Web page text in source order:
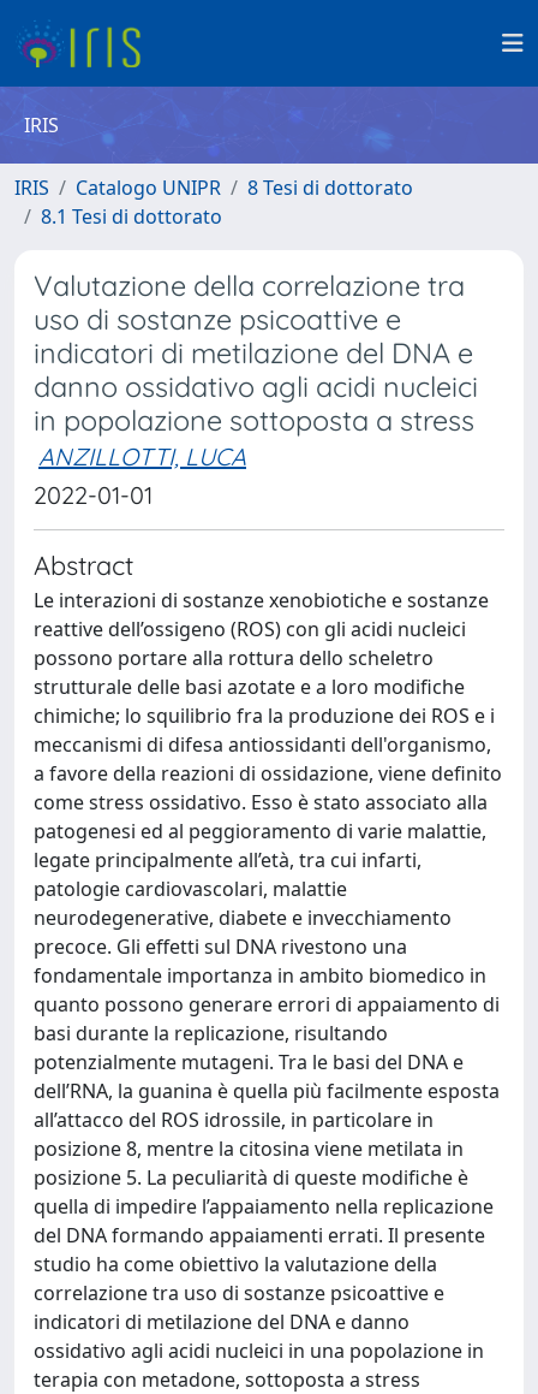
IRIS
IRIS Catalogo UNIPR
8 Tesi di dottorato
8.1 Tesi di dottorato
Valutazione della correlazione tra
uso di sostanze psicoattive e
indicatori di metilazione del DNA e
danno ossidativo agli acidi nucleici
in popolazione sottoposta a stress
ANZILLOTTI, LUCA
2022-01-01
Abstract
Le interazioni di sostanze xenobiotiche e sostanze
reattive dell’ossigeno (ROS) con gli acidi nucleici
possono portare alla rottura dello scheletro
strutturale delle basi azotate e a loro modifiche
chimiche; lo squilibrio fra la produzione dei ROS e i
meccanismi di difesa antiossidanti dell'organismo,
a favore della reazioni di ossidazione, viene definito
come stress ossidativo. Esso è stato associato alla
patogenesi ed al peggioramento di varie malattie,
legate principalmente all’età, tra cui infarti,
patologie cardiovascolari, malattie
neurodegenerative, diabete e invecchiamento
precoce. Gli effetti sul DNA rivestono una
fondamentale importanza in ambito biomedico in
quanto possono generare errori di appaiamento di
basi durante la replicazione, risultando
potenzialmente mutageni. Tra le basi del DNA e
dell’RNA, la guanina è quella più facilmente esposta
all’attacco del ROS idrossile, in particolare in
posizione 8, mentre la citosina viene metilata in
posizione 5. La peculiarità di queste modifiche è
quella di impedire l’appaiamento nella replicazione
del DNA formando appaiamenti errati. Il presente
studio ha come obiettivo la valutazione della
correlazione tra uso di sostanze psicoattive e
indicatori di metilazione del DNA e danno
ossidativo agli acidi nucleici in una popolazione in
terapia con metadone, sottoposta a stress